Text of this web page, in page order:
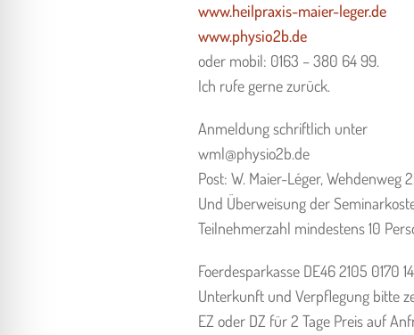
www.heilpraxis-maier-leger.de
www.physio2b.de
oder mobil: 0163 – 380 64 99.
Ich rufe gerne zurück.
Anmeldung schriftlich unter
wml@physio2b.de
Post: W. Maier-Léger, Wehdenweg
Und Überweisung der
Teilnehmerzahl mindestens 10
Foerdesparkasse DE46 2105 0170
Unterkunft und Verpflegung bitte
EZ oder DZ für 2 Tage Preis auf